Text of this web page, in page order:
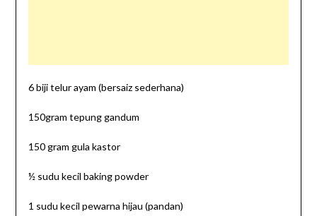
6 biji telur ayam (bersaiz sederhana)
150gram tepung gandum
150 gram gula kastor
½ sudu kecil baking powder
1 sudu kecil pewarna hijau (pandan)